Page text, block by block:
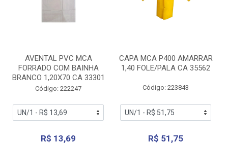
AVENTAL PVC MCA
FORRADO COM BAINHA
BRANCO 1,20X70 CA 33301
Código: 222247
R$ 13,69
CAPA MCA P400 AMARRAR
1,40 FOLE/PALA CA 35562
Código: 223843
R$ 51,75